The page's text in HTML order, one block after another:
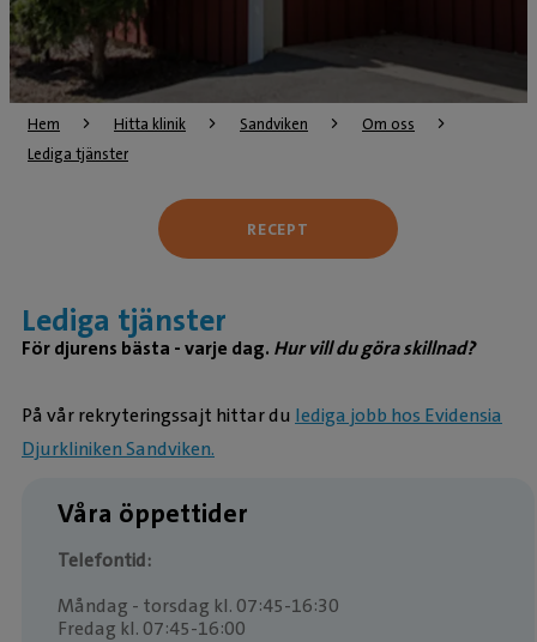
Hem Hitta klinik Sandviken
Om oss
Lediga tjänster
Lediga tjänster
För djurens bästa - varje dag. Hur vill du göra skillnad?
På vår rekryteringssajt hittar du lediga jobb hos Evidensia
Djurkliniken Sandviken.
RECEPT
Våra öppettider
Telefontid:
Måndag - torsdag kl. 07:45-16:30
Fredag kl. 07:45-16:00